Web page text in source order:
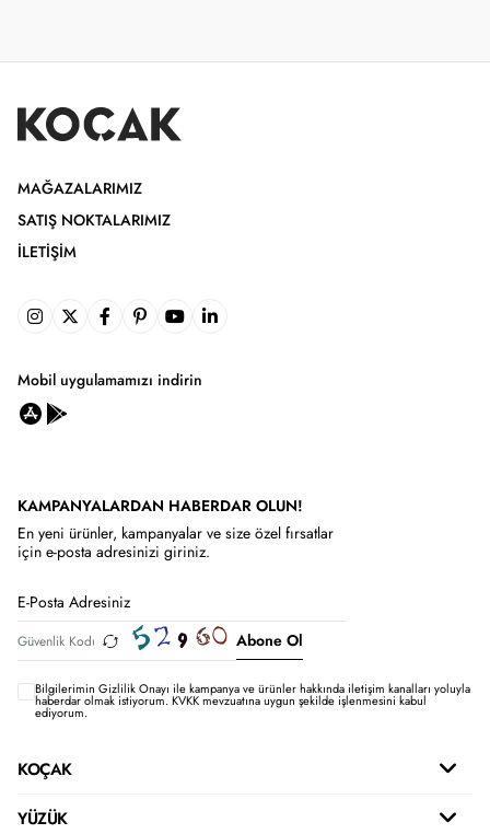
MAĞAZALARIMIZ
SATIŞ NOKTALARIMIZ
İLETIŞIM
Mobil uygulamamızı indirin
KAMPANYALARDAN HABERDAR OLUN!
En yeni ürünler, kampanyalar ve size özel fırsatlar
için e-posta adresinizi giriniz.
Abone Ol
Bilgilerimin Gizlilik Onayı ile kampanya ve ürünler hakkında iletişim kanalları yoluyla
haberdar olmak istiyorum.KVKK mevzuatına uygun şekilde işlenmesini kabul
ediyorum.
KOÇAK
YÜZÜK